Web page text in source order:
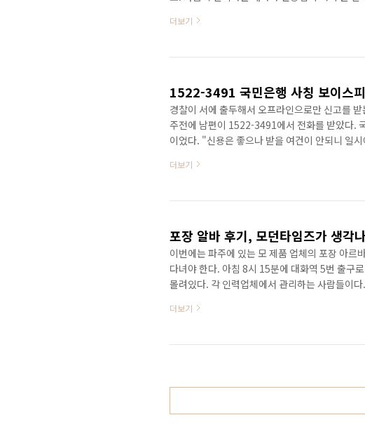
더보기
1522-3491 국민은행 사칭 보이스
경찰이 서에 출두해서 오프라인으로만 신고를
주전에 남편이 1522-3491에서 전화를 받았다.
이었다. "신용은 좋으나 받을 여건이 안되니 일
다가 돈을 마련하고 기다리니 일주일이 지나도
대리다. 2. 영업2부에 근무하고 있다. 3. 4.7프
더보기
포장 알바 후기, 모던타임즈가 생각
이번에는 파주에 있는 모 제품 업체의 포장 아르
다녀야 한다. 아침 8시 15분에 대화역 5번 출구
몰려있다. 각 인력업체에서 관리하는 사람들이
공장에서 일한다는 선입견을 뺀다면 나쁘지 않
장용기에 핫팩을 담아 빠레트에 옮기는 일을 했
더보기